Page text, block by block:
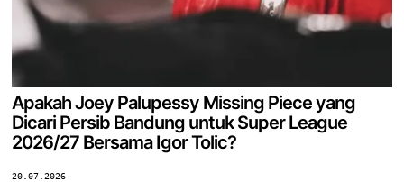
Apakah Joey Palupessy Missing Piece yang
Dicari Persib Bandung untuk Super League
2026/27 Bersama Igor Tolic?
20.07.2026